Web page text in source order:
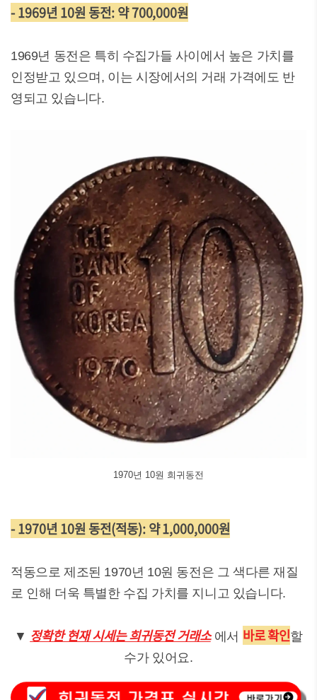
- 1969년 10원 동전: 약 700,000원
1969년 동전은 특히 수집가들 사이에서 높은 가치를
인정받고 있으며, 이는 시장에서의 거래 가격에도 반
영되고 있습니다.
1970년 10원 희귀동전
- 1970년 10원 동전(적동): 약 1,000,000원
적동으로 제조된 1970년 10원 동전은 그 색다른 재질
로 인해 더욱 특별한 수집 가치를 지니고 있습니다.
▼ 정확한 현재 시세는 희귀동전 거래소 에서 바로 확인할
수가 있어요.